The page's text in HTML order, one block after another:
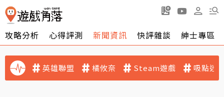
攻略分析 心得評測 新聞資訊 快評雜談 紳士專區
英雄聯盟 橘攸奈 Steam遊戲 吸點迷